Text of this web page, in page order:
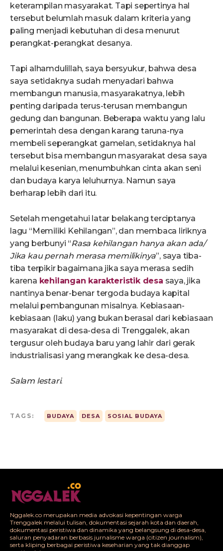
keterampilan masyarakat. Tapi sepertinya hal
tersebut belumlah masuk dalam kriteria yang
paling menjadi kebutuhan di desa menurut
perangkat-perangkat desanya.
Tapi alhamdulillah, saya bersyukur, bahwa desa
saya setidaknya sudah menyadari bahwa
membangun manusia, masyarakatnya, lebih
penting daripada terus-terusan membangun
gedung dan bangunan. Beberapa waktu yang lalu
pemerintah desa dengan karang taruna-nya
membeli seperangkat gamelan, setidaknya hal
tersebut bisa membangun masyarakat desa saya
melalui kesenian, menumbuhkan cinta akan seni
dan budaya karya leluhurnya. Namun saya
berharap lebih dari itu.
Setelah mengetahui latar belakang terciptanya
lagu “Memiliki Kehilangan”, dan membaca liriknya
yang berbunyi “Rasa kehilangan hanya akan ada/
Jika kau pernah merasa memilikinya”, saya tiba-
tiba terpikir bagaimana jika saya merasa sedih
karena kehilangan karakteristik desa saya, jika
nantinya benar-benar tergoda budaya kapital
melalui pembangunan misalnya. Kebiasaan-
kebiasaan (laku) yang bukan berasal dari kebiasaan
masyarakat di desa-desa di Trenggalek, akan
tergusur oleh budaya baru yang lahir dari gerak
industrialisasi yang merangkak ke desa-desa.
Salam lestari.
TAGS: BUDAYA DESA SOSIAL BUDAYA
Nggalek.co merupakan media advokasi kepentingan warga
Trenggalek melalui tulisan, dokumentasi sejarah kota dan daerah,
dokumentasi peristiwa dan dinamika yang belangsung di desa-desa,
saluran penyadaran berbasis jurnalisme warga (citizen journalism),
serta kliping berbagai peristiwa keseharian yang tak dianggap